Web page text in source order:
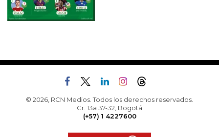
© 2026, RCN Medios. Todos los derechos reservados.
Cr. 13a 37-32, Bogotá
(+57) 1 4227600